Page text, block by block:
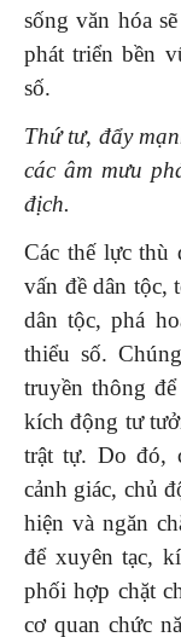
sống văn hóa
phát triển bền
số.
Thứ tư, đẩy
các âm mưu
địch.
Các thế lực thù
vấn đề dân tộc,
dân tộc, phá
thiểu số.
truyền thông
kích động tư
trật tự. Do đó,
cảnh giác, chủ
hiện và ngăn
để xuyên tạc,
phối hợp chặt
cơ quan chức